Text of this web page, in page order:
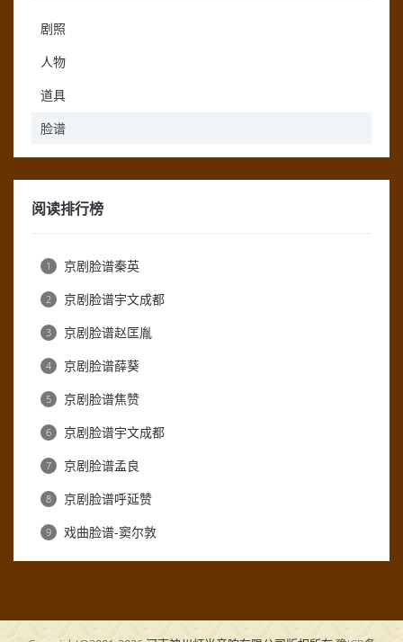
剧照
人物
道具
脸谱
阅读排行榜
1 京剧脸谱秦英
2 京剧脸谱宇文成都
3 京剧脸谱赵匡胤
4 京剧脸谱薛葵
5 京剧脸谱焦赞
6 京剧脸谱宇文成都
7 京剧脸谱孟良
8 京剧脸谱呼延赞
9 戏曲脸谱-窦尔敦